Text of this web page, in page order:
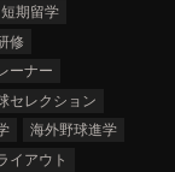
期留学
修
ーナー
セレクション
海外野球進学
イアウト